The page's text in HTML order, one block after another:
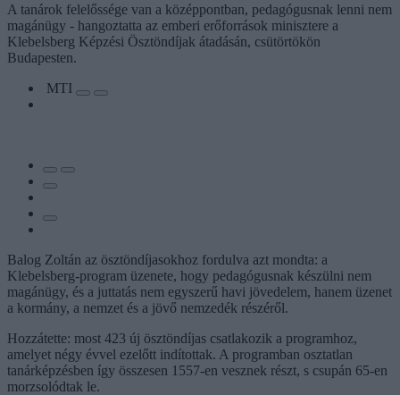
A tanárok felelőssége van a középpontban, pedagógusnak lenni nem
magánügy - hangoztatta az emberi erőforrások minisztere a
Klebelsberg Képzési Ösztöndíjak átadásán, csütörtökön
Budapesten.
MTI
Balog Zoltán az ösztöndíjasokhoz fordulva azt mondta: a
Klebelsberg-program üzenete, hogy pedagógusnak készülni nem
magánügy, és a juttatás nem egyszerű havi jövedelem, hanem üzenet
a kormány, a nemzet és a jövő nemzedék részéről.
Hozzátette: most 423 új ösztöndíjas csatlakozik a programhoz,
amelyet négy évvel ezelőtt indítottak. A programban osztatlan
tanárképzésben így összesen 1557-en vesznek részt, s csupán 65-en
morzsolódtak le.